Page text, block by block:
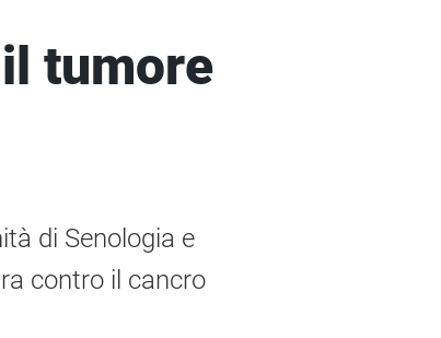
tumore
di Senologia e
contro il cancro